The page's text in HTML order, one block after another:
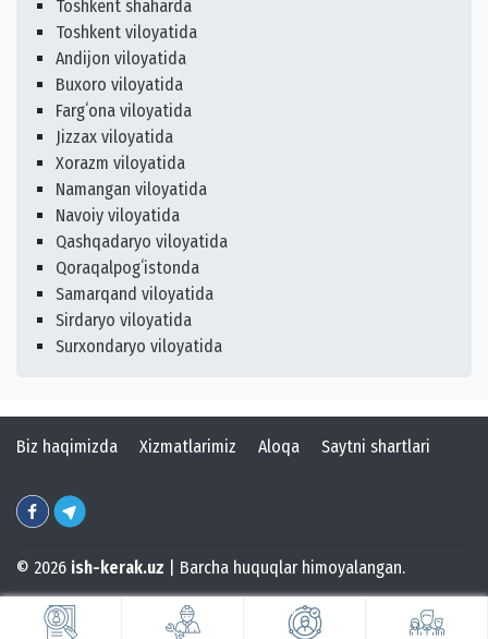
Toshkent shaharda
Toshkent viloyatida
Andijon viloyatida
Buxoro viloyatida
Fargʻona viloyatida
Jizzax viloyatida
Xorazm viloyatida
Namangan viloyatida
Navoiy viloyatida
Qashqadaryo viloyatida
Qoraqalpogʻistonda
Samarqand viloyatida
Sirdaryo viloyatida
Surxondaryo viloyatida
Biz haqimizda Xizmatlarimiz Aloqa Saytni shartlari
© 2026 ish-kerak.uz | Barcha huquqlar himoyalangan.